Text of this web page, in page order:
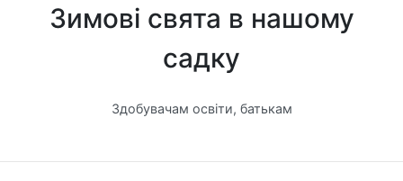
Зимові свята в нашому
садку
Здобувачам освіти, батькам